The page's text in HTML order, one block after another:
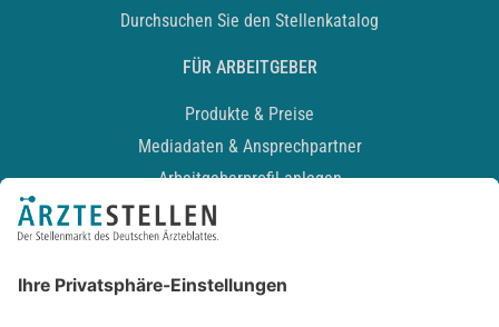
Durchsuchen Sie den Stellenkatalog
FÜR ARBEITGEBER
Produkte & Preise
Mediadaten & Ansprechpartner
Arbeitgeberprofil anlegen
Recruiting-Podcast